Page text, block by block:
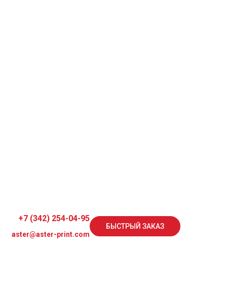
+7 (342) 254-04-95
aster@aster-print.com
БЫСТРЫЙ ЗАКАЗ